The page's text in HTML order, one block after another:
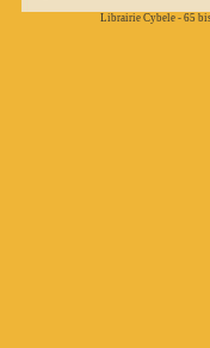
Librairie Cybele - 65